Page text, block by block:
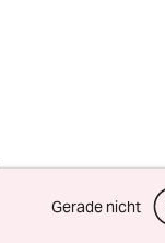
Gerade nicht